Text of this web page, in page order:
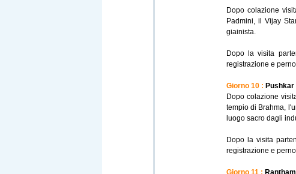
Dopo colazione
Padmini, il Vijay
giainista.
Dopo la visita
registrazione e
Giorno 10 :
Dopo colazione
tempio di Brahma,
luogo sacro dagli
Dopo la visita
registrazione e
Giorno 11 :